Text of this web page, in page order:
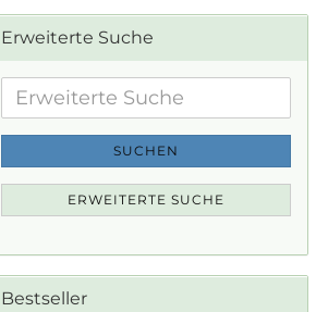
Erweiterte Suche
Erweiterte
Suche
SUCHEN
ERWEITERTE SUCHE
Bestseller